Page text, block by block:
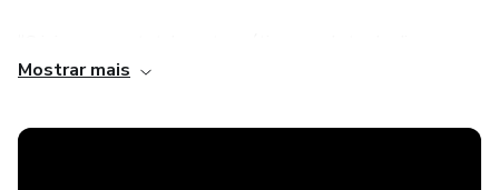
que você possa desenvolver uma nova mentalidade
‘mente rica’, para depois prosperar.” (Marco Meda)
Mostrar mais